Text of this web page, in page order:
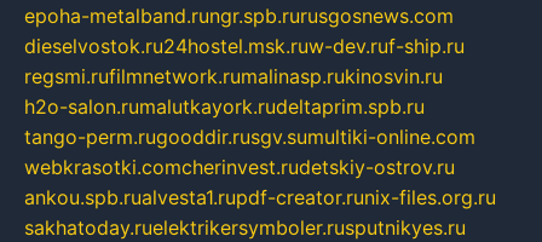
epoha-metalband.rungr.spb.rurusgosnews.com
dieselvostok.ru24hostel.msk.ruw-dev.ruf-ship.ru
regsmi.rufilmnetwork.rumalinasp.rukinosvin.ru
h2o-salon.rumalutkayork.rudeltaprim.spb.ru
tango-perm.rugooddir.rusgv.sumultiki-online.com
webkrasotki.comcherinvest.rudetskiy-ostrov.ru
ankou.spb.rualvesta1.rupdf-creator.runix-files.org.ru
sakhatoday.ruelektrikersymboler.rusputnikyes.ru